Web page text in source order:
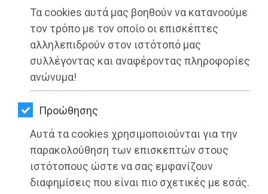
Τα cookies αυτά μας βοηθούν να κατανοούμε
τον τρόπο με τον οποίο οι επισκέπτες
αλληλεπιδρούν στον ιστότοπό μας
συλλέγοντας και αναφέροντας πληροφορίες
ανώνυμα!
Προώθησης
Αυτά τα cookies χρησιμοποιούνται για την
παρακολούθηση των επισκεπτών στους
ιστότοπους ώστε να σας εμφανίζουν
διαφημίσεις που είναι πιο σχετικές με εσάς.
ΤΑΞΙΔΙΑ
ΕΞΟΔΟΣ
ΠΕΡΙΒΑΛΛΟΝ
ΚΑΤΟΙΚΙΔΙΟ
ΑΓΓΕΛΙΕΣ
ΕΦΗΜΕΡΙΔΕΣ
OΔΗΓΟΣ